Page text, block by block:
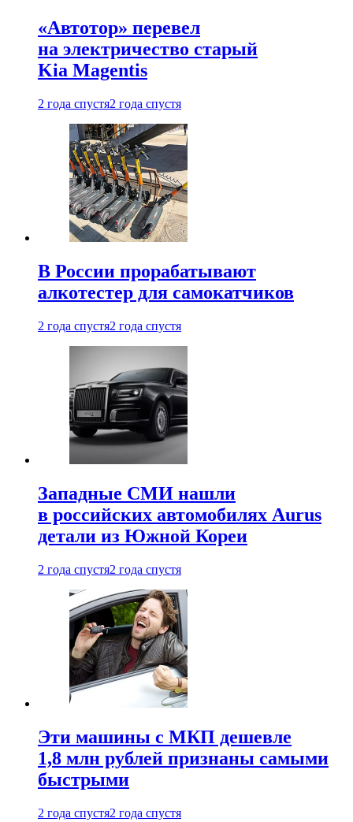
«Автотор» перевел
на электричество старый
Kia Magentis
2 года спустя2 года спустя
В России прорабатывают
алкотестер для самокатчиков
2 года спустя2 года спустя
Западные СМИ нашли
в российских автомобилях Aurus
детали из Южной Кореи
2 года спустя2 года спустя
Эти машины с МКП дешевле
1,8 млн рублей признаны самыми
быстрыми
2 года спустя2 года спустя